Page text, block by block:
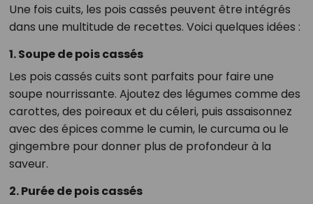
Une fois cuits, les pois cassés peuvent être intégrés
dans une multitude de recettes. Voici quelques idées :
1. Soupe de pois cassés
Les pois cassés cuits sont parfaits pour faire une
soupe nourrissante. Ajoutez des légumes comme des
carottes, des poireaux et du céleri, puis assaisonnez
avec des épices comme le cumin, le curcuma ou le
gingembre pour donner plus de profondeur à la
saveur.
2. Purée de pois cassés